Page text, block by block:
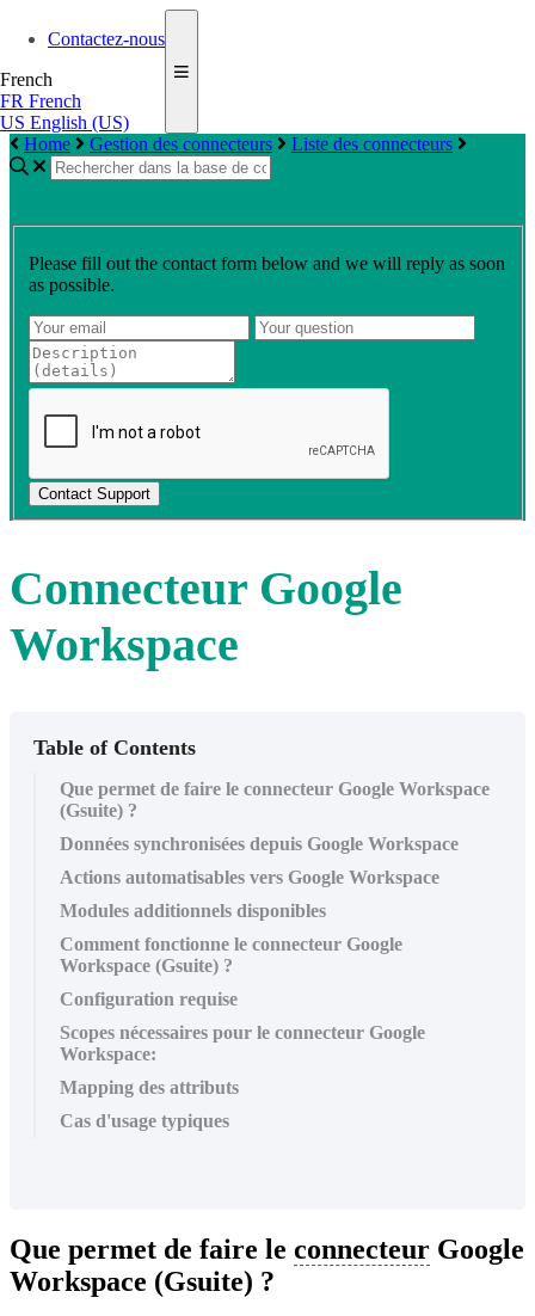
Contactez-nous
French
FR French
US English (US)
Home
Gestion des connecteurs Liste des connecteurs
Please fill out the contact form below and we will reply as soon
as possible.
Contact Support
Connecteur Google
Workspace
Table of Contents
Que permet de faire le connecteur Google Workspace
(Gsuite) ?
Données synchronisées depuis Google Workspace
Actions automatisables vers Google Workspace
Modules additionnels disponibles
Comment fonctionne le connecteur Google
Workspace (Gsuite) ?
Configuration requise
Scopes nécessaires pour le connecteur Google
Workspace:
Mapping des attributs
Cas d'usage typiques
Que permet de faire le connecteur Google
Workspace (Gsuite) ?